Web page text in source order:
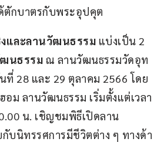
ตักบาตรกับพระอุปคุต
งและลานวัฒนธรรม แบ่งเป็น 2
นธรรม ณ ลานวัฒนธรรมวัดอุท
ที่ 28 และ 29 ตุลาคม 2566 โดย
ม ลานวัฒนธรรม เริ่มตั้งแต่เวลา
น. เชิญชมพิธีเปิดลาน
บนิทรรศการมีชีวิตต่าง ๆ ทางด้า